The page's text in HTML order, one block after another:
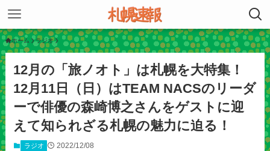
ホーム ラジオ
12月の「旅ノオト」は札幌を大特集！
12月11日（日）はTEAM NACSのリーダ
ーで俳優の森崎博之さんをゲストに迎
えて知られざる札幌の魅力に迫る！
ラジオ 2022/12/08